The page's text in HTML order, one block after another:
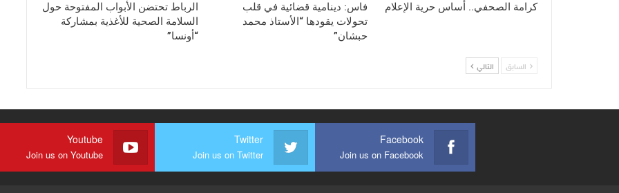
كرامة الصحفي.. أساس حرية الإعلام
فاس: دينامية قضائية في قلب
تحولات يقودها “الأستاذ محمد
حبشان”
الرباط تحتضن الأبواب المفتوحة حول
السلامة الصحية للأغذية بمشاركة
“أونسا”
السابق التالي
Facebook
Join us on Facebook
Twitter
Join us on Twitter
Youtube
Join us on Youtube